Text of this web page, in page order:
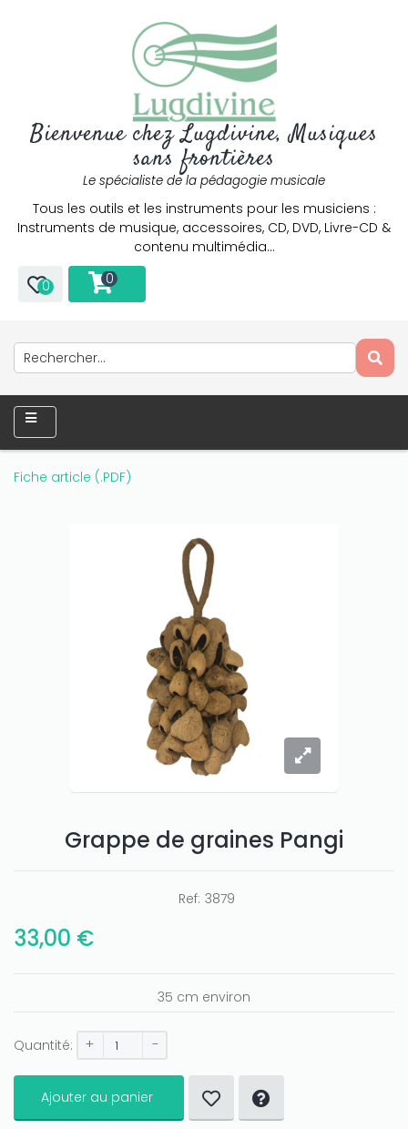
Bienvenue chez Lugdivine, Musiques
sans frontières
Le spécialiste de la pédagogie musicale
Tous les outils et les instruments pour les musiciens :
Instruments de musique, accessoires, CD, DVD, Livre-CD &
contenu multimédia…
0 0
Fiche article (.PDF)
Grappe de graines Pangi
Ref: 3879
33,00 €
35 cm environ
Quantité: + -
Ajouter au panier
Only play atJoo casino if you really want to win a huge
amount on your credits!